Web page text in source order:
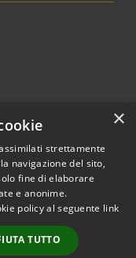
© 2026 • Comune di
•
Accesso
×
strettamente
navigazione del sito,
fine di elaborare
e anonime.
policy al seguente link
TUTTO